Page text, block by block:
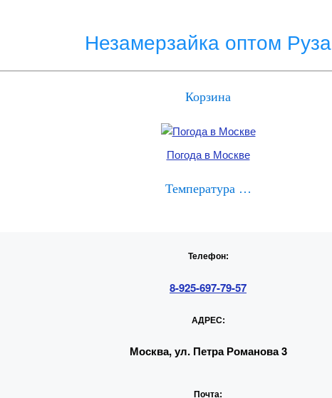
Незамерзайка оптом Руза
Корзина
Погода в Москве
Температура …
Телефон:
8-925-697-79-57
АДРЕС:
Москва, ул. Петра Романова 3
Почта: